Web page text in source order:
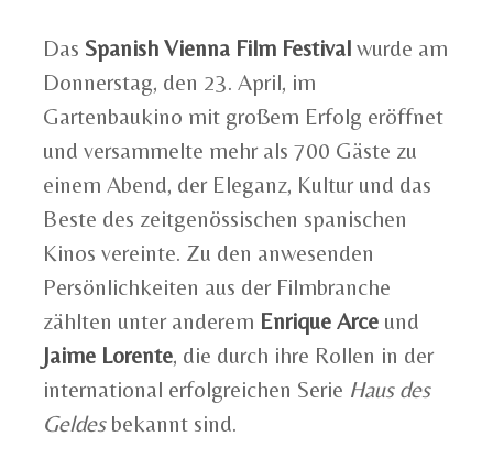
Das Spanish Vienna Film Festival wurde am
Donnerstag, den 23. April, im
Gartenbaukino mit großem Erfolg eröffnet
und versammelte mehr als 700 Gäste zu
einem Abend, der Eleganz, Kultur und das
Beste des zeitgenössischen spanischen
Kinos vereinte. Zu den anwesenden
Persönlichkeiten aus der Filmbranche
zählten unter anderem Enrique Arce und
Jaime Lorente, die durch ihre Rollen in der
international erfolgreichen Serie Haus des
Geldesbekannt sind.